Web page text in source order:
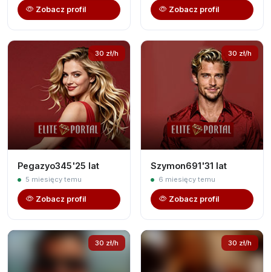
Zobacz profil Zobacz profil
30 zł/h
Pegazyo345'25 lat
5 miesięcy temu
Zobacz profil
30 zł/h
Szymon691'31 lat
6 miesięcy temu
Zobacz profil
30 zł/h 30 zł/h